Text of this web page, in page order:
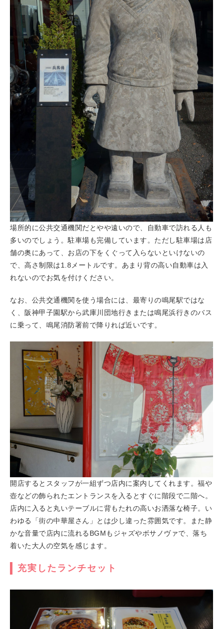
場所的に公共交通機関だとやや遠いので、自動車で訪れる人も
多いのでしょう。駐車場も完備しています。ただし駐車場は店
舗の奥にあって、お店の下をくぐって入らないといけないの
で、高さ制限は1.8メートルです。あまり背の高い自動車は入
れないのでお気を付けください。
なお、公共交通機関を使う場合には、最寄りの鳴尾駅ではな
く、阪神甲子園駅から武庫川団地行きまたは鳴尾浜行きのバス
に乗って、鳴尾消防署前で降りれば近いです。
開店するとスタッフが一組ずつ店内に案内してくれます。福や
壺などの飾られたエントランスを入るとすぐに階段で二階へ。
店内に入ると丸いテーブルに背もたれの高いお洒落な椅子。い
わゆる「街の中華屋さん」とは少し違った雰囲気です。また静
かな音量で店内に流れるBGMもジャズやボサノヴァで、落ち
着いた大人の空気を感じます。
充実したランチセット